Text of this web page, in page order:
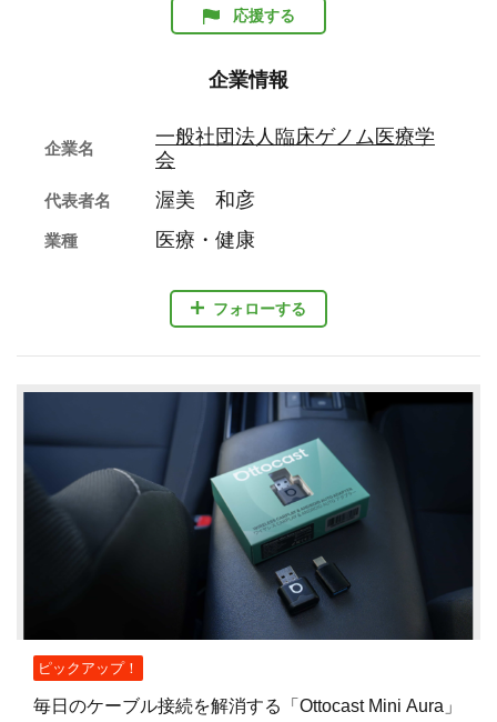
応援する
企業情報
フォローする
企業名
一般社団法人臨床ゲノム医療学
会
代表者名 渥美 和彦
業種 医療・健康
ピックアップ！
毎日のケーブル接続を解消する「Ottocast Mini Aura」